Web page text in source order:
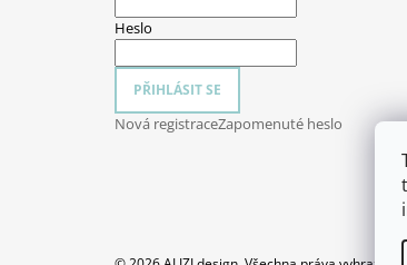
Heslo
PŘIHLÁSIT SE
Nová registraceZapomenuté heslo